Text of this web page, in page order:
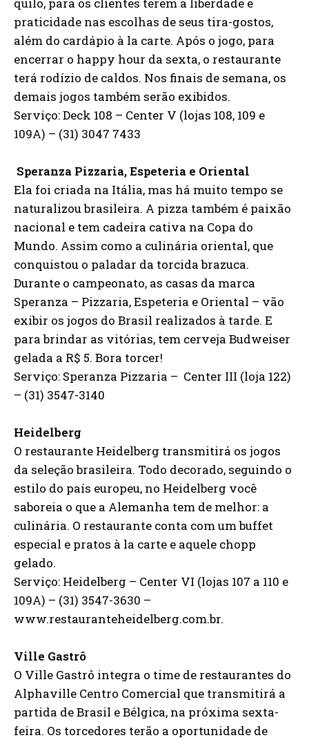
praticidade nas escolhas de seus tira-gostos,
além do cardápio à la carte. Após o jogo, para
encerrar o happy hour da sexta, o restaurante
terá rodízio de caldos. Nos finais de semana, os
demais jogos também serão exibidos.
Serviço: Deck 108 – Center V (lojas 108, 109 e
109A) – (31) 3047 7433
Speranza Pizzaria, Espeteria e Oriental
Ela foi criada na Itália, mas há muito tempo se
naturalizou brasileira. A pizza também é paixão
nacional e tem cadeira cativa na Copa do
Mundo. Assim como a culinária oriental, que
conquistou o paladar da torcida brazuca.
Durante o campeonato, as casas da marca
Speranza – Pizzaria, Espeteria e Oriental – vão
exibir os jogos do Brasil realizados à tarde. E
para brindar as vitórias, tem cerveja Budweiser
gelada a R$ 5. Bora torcer!
Serviço: Speranza Pizzaria – Center III (loja 122)
– (31) 3547-3140
Heidelberg
O restaurante Heidelberg transmitirá os jogos
da seleção brasileira. Todo decorado, seguindo o
estilo do país europeu, no Heidelberg você
saboreia o que a Alemanha tem de melhor: a
culinária. O restaurante conta com um buffet
especial e pratos à la carte e aquele chopp
gelado.
Serviço: Heidelberg – Center VI (lojas 107 a 110 e
109A) – (31) 3547-3630 –
www.restauranteheidelberg.com.br.
Ville Gastrô
O Ville Gastrô integra o time de restaurantes do
Alphaville Centro Comercial que transmitirá a
partida de Brasil e Bélgica, na próxima sexta-
feira. Os torcedores terão a oportunidade de